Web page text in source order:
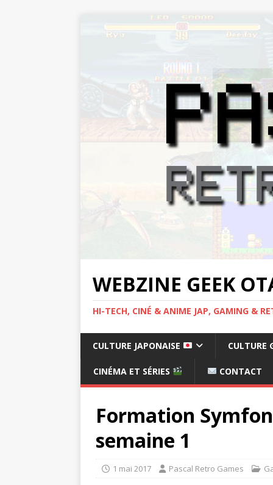
WEBZINE GEEK
HI-TECH, CINÉ & ANIME JAP, GAMING &
CULTURE JAPONAISE CULTURE
CINÉMA ET SÉRIES CONTACT
Formation
semaine 1
1 mai 2017 Pascal Retro Games